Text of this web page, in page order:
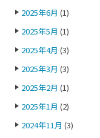
2025年6月 (1)
2025年5月 (1)
2025年4月 (3)
2025年3月 (3)
2025年2月 (1)
2025年1月 (2)
2024年11月 (3)